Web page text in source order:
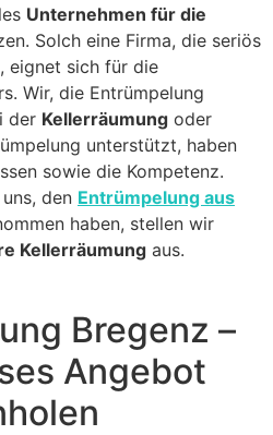
Unternehmen für die
Solch eine Firma, die seriös
eignet sich für die
Wir, die Entrümpelung
der Kellerräumung oder
unterstützt, haben
sowie die Kompetenz.
den Entrümpelung aus
haben, stellen wir
Kellerräumung aus.
Bregenz –
Angebot